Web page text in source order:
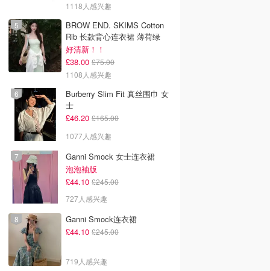
1118人感兴趣
BROW END. SKIMS Cotton
Rib 长款背心连衣裙 薄荷绿
好清新！！
£38.00 £75.00
1108人感兴趣
Burberry Slim Fit 真丝围巾 女
士
£46.20 £165.00
1077人感兴趣
Ganni Smock 女士连衣裙
泡泡袖版
£44.10 £245.00
727人感兴趣
Ganni Smock连衣裙
£44.10 £245.00
719人感兴趣